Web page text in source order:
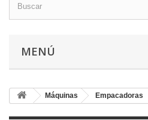
MENÚ
Máquinas Empacadoras